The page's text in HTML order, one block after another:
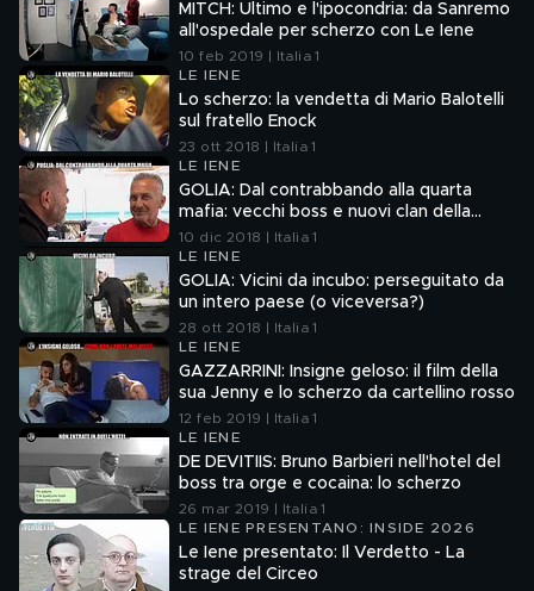
MITCH: Ultimo e l'ipocondria: da Sanremo
all'ospedale per scherzo con Le Iene
10 feb 2019 | Italia 1
LE IENE
Lo scherzo: la vendetta di Mario Balotelli
sul fratello Enock
23 ott 2018 | Italia 1
LE IENE
GOLIA: Dal contrabbando alla quarta
mafia: vecchi boss e nuovi clan della
Puglia
10 dic 2018 | Italia 1
LE IENE
GOLIA: Vicini da incubo: perseguitato da
un intero paese (o viceversa?)
28 ott 2018 | Italia 1
LE IENE
GAZZARRINI: Insigne geloso: il film della
sua Jenny e lo scherzo da cartellino rosso
12 feb 2019 | Italia 1
LE IENE
DE DEVITIIS: Bruno Barbieri nell'hotel del
boss tra orge e cocaina: lo scherzo
26 mar 2019 | Italia 1
LE IENE PRESENTANO: INSIDE 2026
Le Iene presentato: Il Verdetto - La
strage del Circeo